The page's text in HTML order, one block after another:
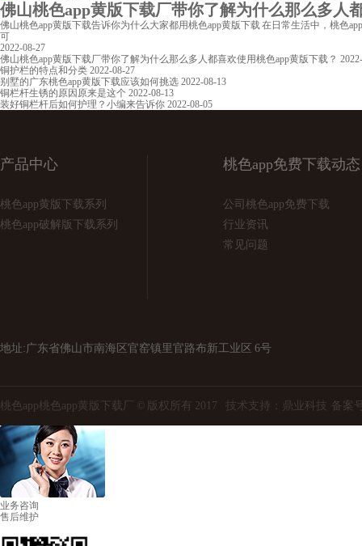
佛山桃色app黄版下载厂带你了解为什么那么多人都
佛山桃色app黄版下载告诉你为什么大家都用桃色app黄版下载 在日常生活中，桃色
可
2022-08-27
佛山桃色app黄版下载厂带你了解为什么那么多人都喜欢使用桃色app黄版下载？
铜护栏的特点和分类 2022-08-27
别墅的广东桃色app黄版下载应该如何挑选 2022-08-13
铜栏杆生锈的原因原来是这个 2022-08-13
装好铜栏杆后如何护理？小编来告诉你 2022-08-05
产品中心
桃色app黄版下载系列
桃色app破解版下载系列
桃色app免费下载动态
公司桃色app免费下载
行业资讯
常见问题
地址:广东省佛山市南海区官窑镇里官路布新工业区 6号
桃色app桃色app黄版下载厂 © 版权所有 2017 技术支持： 鼎业科技 备案号
业务咨询
售后维护